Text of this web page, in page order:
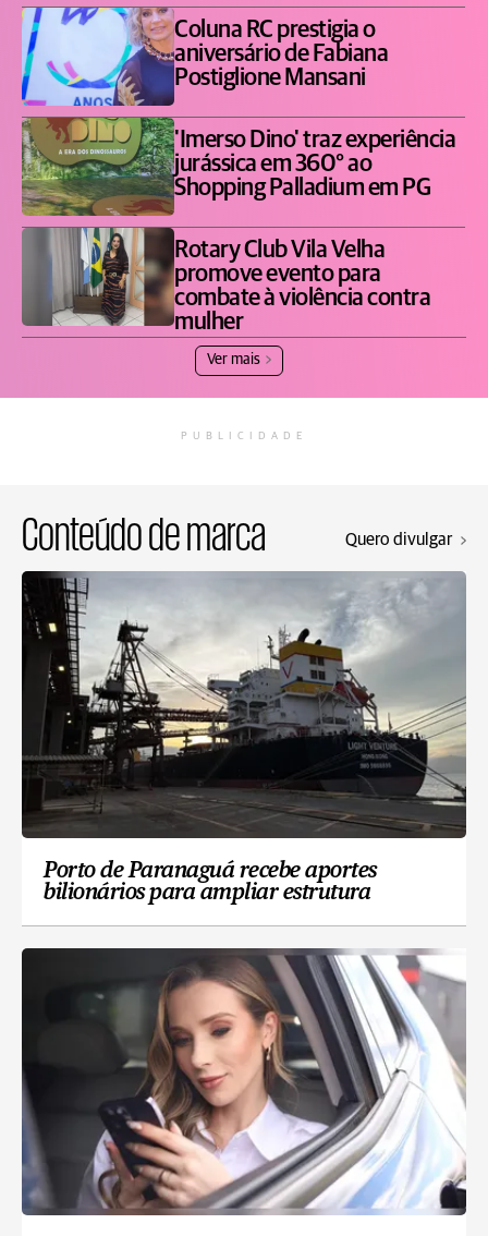
Coluna RC prestigia o
aniversário de Fabiana
Postiglione Mansani
'Imerso Dino' traz experiência
jurássica em 360° ao
Shopping Palladium em PG
Rotary Club Vila Velha
promove evento para
combate à violência contra
mulher
Ver mais
PUBLICIDADE
Conteúdo de marca Quero divulgar
Porto de Paranaguá recebe aportes
bilionários para ampliar estrutura